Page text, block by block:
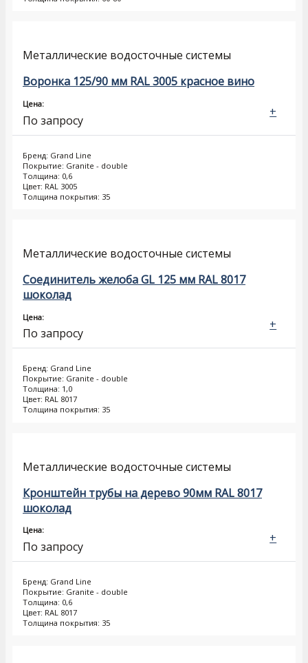
Металлические водосточные системы
Воронка 125/90 мм RAL 3005 красное вино
Цена:
По запросу
Бренд: Grand Line
Покрытие: Granite - double
Толщина: 0,6
Цвет: RAL 3005
Толщина покрытия: 35
+
Металлические водосточные системы
Соединитель желоба GL 125 мм RAL 8017
шоколад
Цена:
По запросу
Бренд: Grand Line
Покрытие: Granite - double
Толщина: 1,0
Цвет: RAL 8017
Толщина покрытия: 35
+
Металлические водосточные системы
Кронштейн трубы на дерево 90мм RAL 8017
шоколад
Цена:
По запросу
Бренд: Grand Line
Покрытие: Granite - double
Толщина: 0,6
Цвет: RAL 8017
Толщина покрытия: 35
+